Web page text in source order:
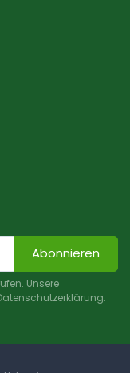
Abonnieren
Unsere